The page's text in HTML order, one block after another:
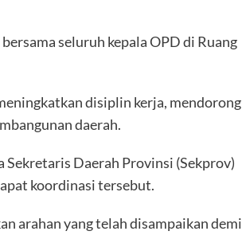
seluruh kepala OPD di Ruang
disiplin kerja, mendorong
daerah.
Sekretaris Daerah Provinsi (Sekprov)
koordinasi tersebut.
arahan yang telah disampaikan demi